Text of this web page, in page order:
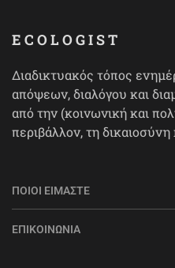
ECOLOGIST
Διαδικτυακός τόπος
απόψεων, διαλόγου και
από την (κοινωνική και
περιβάλλον, τη δικαιοσύνη
ΠΟΙΟΙ ΕΊΜΑΣΤΕ
ΕΠΙΚΟΙΝΩΝΊΑ